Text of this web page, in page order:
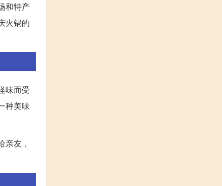
和特产
火锅的
味而受
种美味
友，